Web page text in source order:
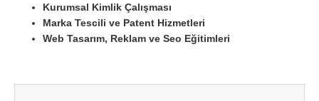
Kurumsal Kimlik Çalışması
Marka Tescili ve Patent Hizmetleri
Web Tasarım, Reklam ve Seo Eğitimleri